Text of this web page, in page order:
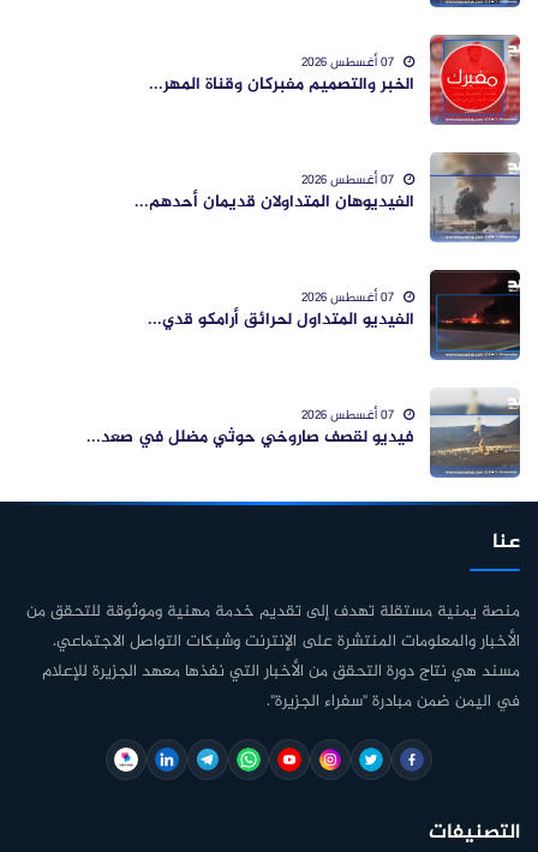
الخبر والتصميم مفبركان وقناة المهر...
الفيديوهان المتداولان قديمان أحدهم...
الفيديو المتداول لحرائق أرامكو قدي...
فيديو لقصف صاروخي حوثي مضلل في صعد...
عنا
منصة يمنية مستقلة تهدف إلى تقديم خدمة مهنية وموثوقة للتحقق من
الأخبار والمعلومات المنتشرة على الإنترنت وشبكات التواصل الاجتماعي.
مسند هي نتاج دورة التحقق من الأخبار التي نفذها معهد الجزيرة للإعلام
في اليمن ضمن مبادرة "سفراء الجزيرة".
التصنيفات